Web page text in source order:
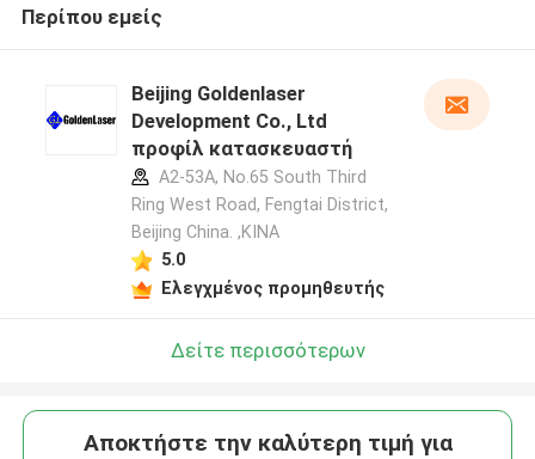
Περίπου εμείς
Beijing Goldenlaser
Development Co., Ltd
προφίλ κατασκευαστή
A2-53A, No.65 South Third
Ring West Road, Fengtai District,
Beijing China. ,ΚΙΝΑ
5.0
Ελεγχμένος προμηθευτής
Δείτε περισσότερων
Αποκτήστε την καλύτερη τιμή για